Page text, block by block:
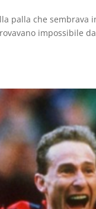
palla che sembrava
impossibile